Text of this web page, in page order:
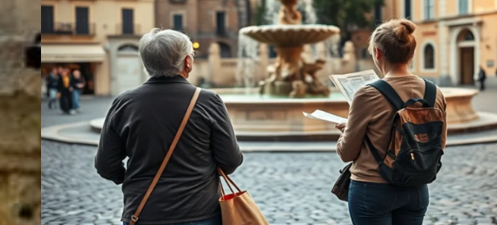
VRAIS
BÉNÉFICES
AU
QUOTIDIEN
?